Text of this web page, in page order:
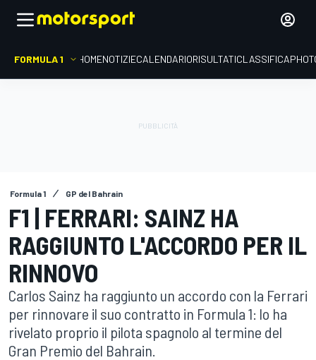
FORMULA 1 HOMENOTIZIECALENDARIORISULTATICLASSIFICA
Formula 1 GP del Bahrain
F1 | FERRARI: SAINZ HA
RAGGIUNTO L'ACCORDO PER IL
RINNOVO
Carlos Sainz ha raggiunto un accordo con la Ferrari
per rinnovare il suo contratto in Formula 1: lo ha
rivelato proprio il pilota spagnolo al termine del
Gran Premio del Bahrain.